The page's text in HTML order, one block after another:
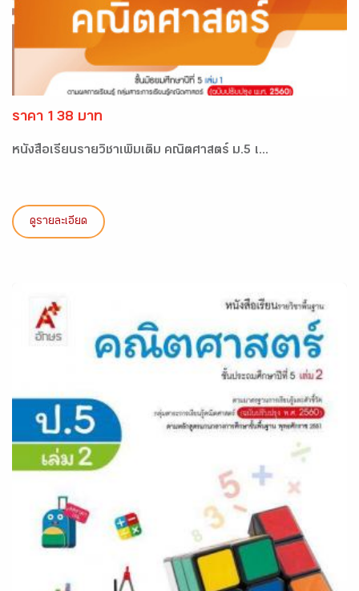
ราคา 138 บาท
หนังสือเรียนรายวิชาเพิ่มเติม คณิตศาสตร์ ม.5 เ...
ดูรายละเอียด